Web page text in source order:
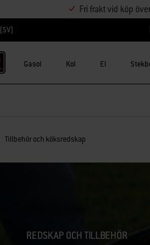
Fri frakt vid köp
(SV)
Gasol Kol El
Tillbehör och köksredskap
REDSKAP OCH TILLBEHÖR